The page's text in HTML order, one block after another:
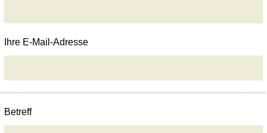
Ihre E-Mail-Adresse
Betreff